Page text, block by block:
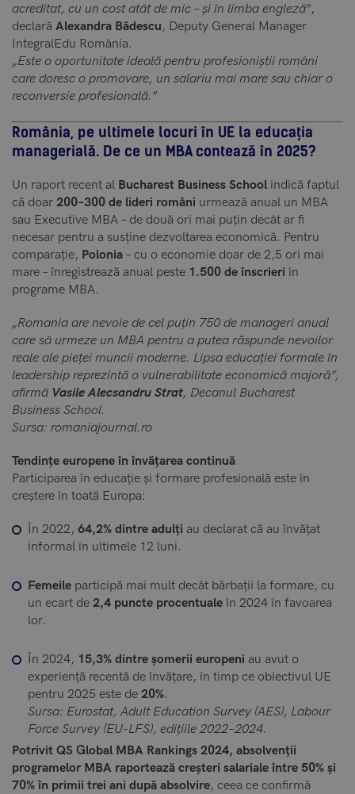
acreditat, cu un cost atât de mic – și în limba engleză”,
declară Alexandra Bădescu, Deputy General Manager
IntegralEdu România.
„Este o oportunitate ideală pentru profesioniștii români
care doresc o promovare, un salariu mai mare sau chiar o
reconversie profesională.”
România, pe ultimele locuri în UE la educația
managerială. De ce un MBA contează în 2025?
Un raport recent al Bucharest Business School indică faptul
că doar 200–300 de lideri români urmează anual un MBA
sau Executive MBA – de două ori mai puțin decât ar fi
necesar pentru a susține dezvoltarea economică. Pentru
comparație, Polonia – cu o economie doar de 2,5 ori mai
mare – înregistrează anual peste 1.500 de înscrieri în
programe MBA.
„Romania are nevoie de cel puțin 750 de manageri anual
care să urmeze un MBA pentru a putea răspunde nevoilor
reale ale pieței muncii moderne. Lipsa educației formale în
leadership reprezintă o vulnerabilitate economică majoră”,
afirmă Vasile Alecsandru Strat, Decanul Bucharest
Business School.
Sursa: romaniajournal.ro
Tendințe europene în învățarea continuă
Participarea în educație și formare profesională este în
creștere în toată Europa:
În 2022, 64,2% dintre adulți au declarat că au învățat
informal în ultimele 12 luni.
Femeile participă mai mult decât bărbații la formare, cu
un ecart de 2,4 puncte procentuale în 2024 în favoarea
lor.
În 2024, 15,3% dintre șomerii europeni au avut o
experiență recentă de învățare, în timp ce obiectivul UE
pentru 2025 este de 20%.
Sursa: Eurostat, Adult Education Survey (AES), Labour
Force Survey (EU-LFS), edițiile 2022–2024.
Potrivit QS Global MBA Rankings 2024, absolvenții
programelor MBA raportează creșteri salariale între 50% și
70% în primii trei ani după absolvire, ceea ce confirmă